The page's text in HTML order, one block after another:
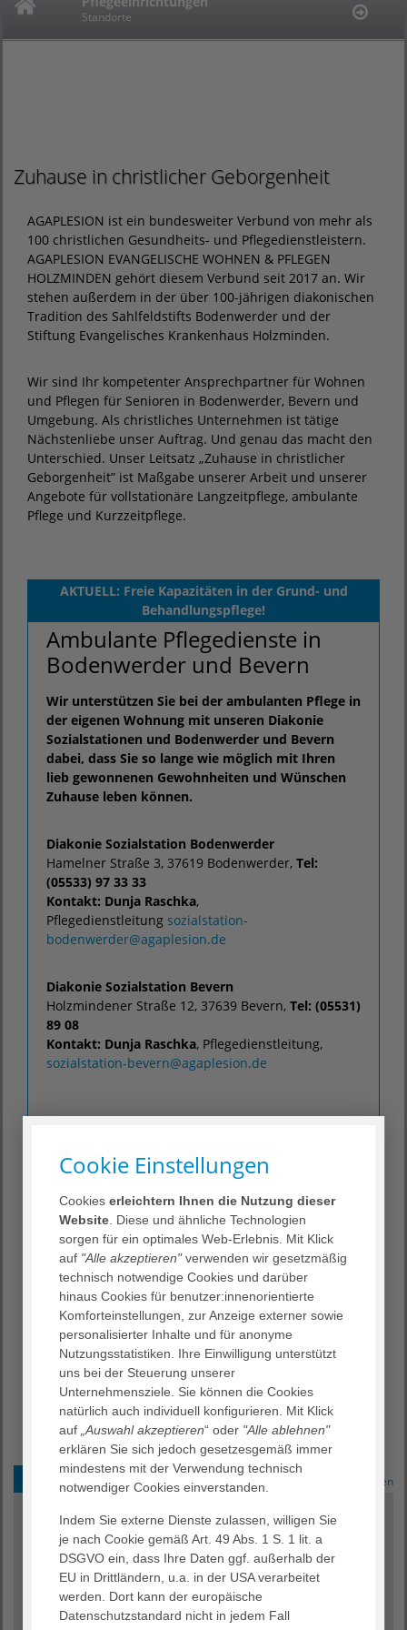
Standorte
Übersicht
Offene Stellen
Zuhause in christlicher Geborgenheit
AGAPLESION ist ein bundesweiter Verbund von mehr als
100 christlichen Gesundheits- und Pflegedienstleistern.
AGAPLESION EVANGELISCHE WOHNEN & PFLEGEN
HOLZMINDEN gehört diesem Verbund seit 2017 an. Wir
stehen außerdem in der über 100-jährigen diakonischen
Tradition des Sahlfeldstifts Bodenwerder und der
Stiftung Evangelisches Krankenhaus Holzminden.
Wir sind Ihr kompetenter Ansprechpartner für Wohnen
und Pflegen für Senioren in Bodenwerder, Bevern und
Umgebung. Als christliches Unternehmen ist tätige
Nächstenliebe unser Auftrag. Und genau das macht den
Unterschied. Unser Leitsatz „Zuhause in christlicher
Geborgenheit” ist Maßgabe unserer Arbeit und unserer
Angebote für vollstationäre Langzeitpflege, ambulante
Pflege und Kurzzeitpflege.
AKTUELL: Freie Kapazitäten in der Grund- und
Behandlungspflege!
Ambulante Pflegedienste in
Bodenwerder und Bevern
Wir unterstützen Sie bei der ambulanten Pflege in
der eigenen Wohnung mit unseren Diakonie
Sozialstationen und Bodenwerder und Bevern
dabei, dass Sie so lange wie möglich mit Ihren
lieb gewonnenen Gewohnheiten und Wünschen
Zuhause leben können.
Diakonie Sozialstation Bodenwerder
Hamelner Straße 3, 37619 Bodenwerder, Tel:
(05533) 97 33 33
Kontakt: Dunja Raschka,
Pflegedienstleitung sozialstation-
bodenwerder@agaplesion.de
Diakonie Sozialstation Bevern
Holzmindener Straße 12, 37639 Bevern, Tel: (05531)
89 08
Kontakt: Dunja Raschka, Pflegedienstleitung,
sozialstation-bevern@agaplesion.de
Wohnen & Pflegen Wohnen & Pflegen
Liebevoll umsorgt und betreut
Unsere Pflege ist ganzheitlich und aktivierend und
orientiert sich an modernen Qualitätsstandards. Wir
begegnen Pflegebedürftigen und Angehörigen mit
Herzlichkeit, Respekt und Empathie – in unseren
Cookie Einstellungen
Cookieserleichtern Ihnen die Nutzung dieser
Website . Diese und ähnliche Technologien
sorgen für ein optimales Web-Erlebnis. Mit Klick
auf "Alle akzeptieren"verwenden wir gesetzmäßig
technisch notwendige Cookies und darüber
hinaus Cookies für benutzer:innenorientierte
Komforteinstellungen, zur Anzeige externer sowie
personalisierter Inhalte und für anonyme
Nutzungsstatistiken. Ihre Einwilligung unterstützt
uns bei der Steuerung unserer
Unternehmensziele. Sie können die Cookies
natürlich auch individuell konfigurieren. Mit Klick
auf „Auswahl akzeptieren“ oder "Alle ablehnen"
erklären Sie sich jedoch gesetzesgemäß immer
mindestens mit der Verwendung technisch
notwendiger Cookies einverstanden.
Indem Sie externe Dienste zulassen, willigen Sie
je nach Cookie gemäß Art. 49 Abs. 1 S. 1 lit. a
DSGVO ein, dass Ihre Daten ggf. außerhalb der
EU in Drittländern, u.a. in der USA verarbeitet
werden. Dort kann der europäische
Datenschutzstandard nicht in jedem Fall